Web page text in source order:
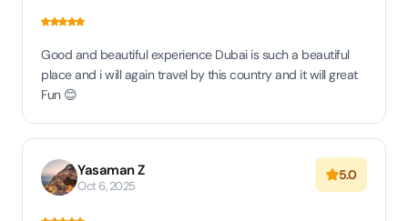
Good and beautiful experience Dubai is such a beautiful
place and i will again travel by this country and it will great
Fun 😊
Yasaman Z
Oct 6, 2025
5.0